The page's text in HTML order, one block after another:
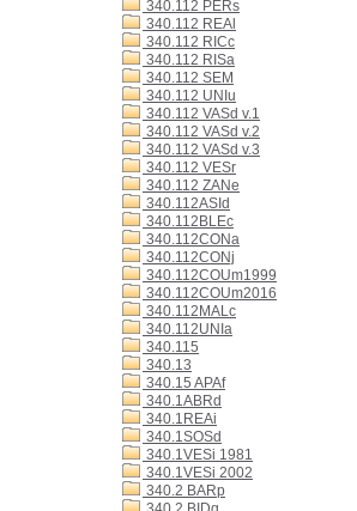
340.112 PERs
340.112 REAl
340.112 RICc
340.112 RISa
340.112 SEM
340.112 UNIu
340.112 VASd v.1
340.112 VASd v.2
340.112 VASd v.3
340.112 VESr
340.112 ZANe
340.112ASId
340.112BLEc
340.112CONa
340.112CONj
340.112COUm1999
340.112COUm2016
340.112MALc
340.112UNIa
340.115
340.13
340.15 APAf
340.1ABRd
340.1REAi
340.1SOSd
340.1VESi 1981
340.1VESi 2002
340.2 BARp